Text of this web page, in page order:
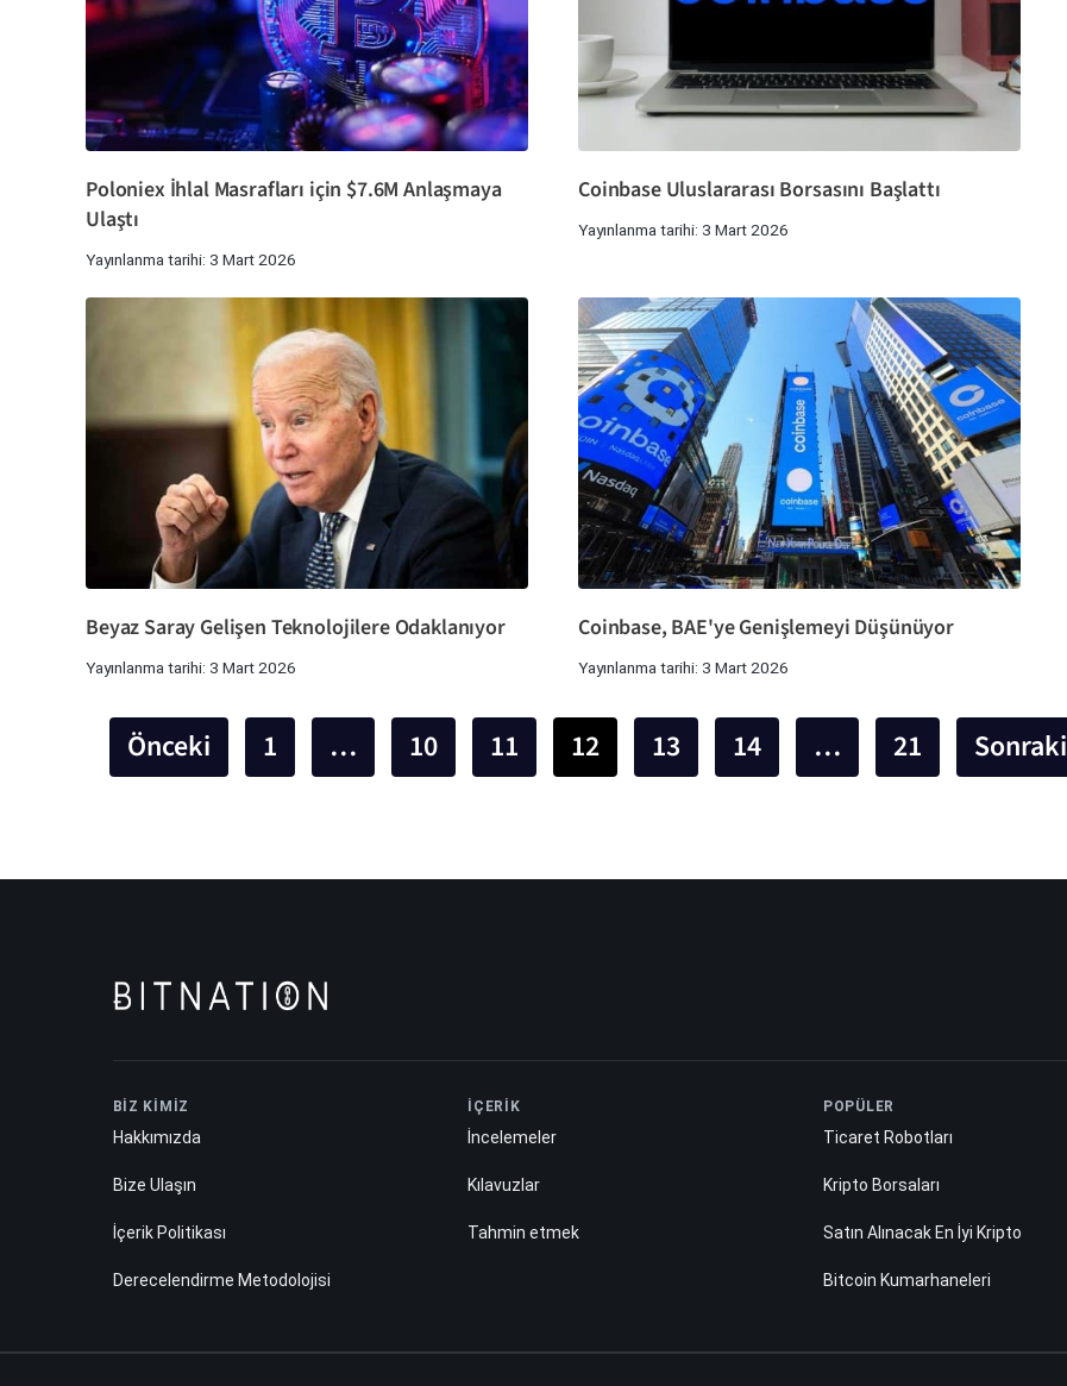
Poloniex İhlal Masrafları için $7.6M Anlaşmaya
Ulaştı
Yayınlanma tarihi: 3 Mart 2026
Coinbase Uluslararası Borsasını Başlattı
Yayınlanma tarihi: 3 Mart 2026
Beyaz Saray Gelişen Teknolojilere Odaklanıyor
Yayınlanma tarihi: 3 Mart 2026
Coinbase, BAE'ye Genişlemeyi Düşünüyor
Yayınlanma tarihi: 3 Mart 2026
Önceki 1 … 10 11 12 13 14 … 21 Sonraki
BİZ KİMİZ
Hakkımızda
Bize Ulaşın
İçerik Politikası
Derecelendirme Metodolojisi
İÇERİK
İncelemeler
Kılavuzlar
Tahmin etmek
POPÜLER
Ticaret Robotları
Kripto Borsaları
Satın Alınacak En İyi Kripto
Bitcoin Kumarhaneleri